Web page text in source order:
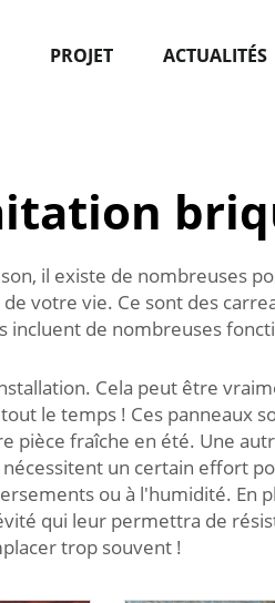
PROJET ACTUALITÉS
il existe de nombreuses
votre vie. Ce sont des
incluent de nombreuses
Cela peut être
le temps ! Ces panneaux
fraîche en été. Une
un certain effort
ou à l'humidité. En
qui leur permettra de
trop souvent !